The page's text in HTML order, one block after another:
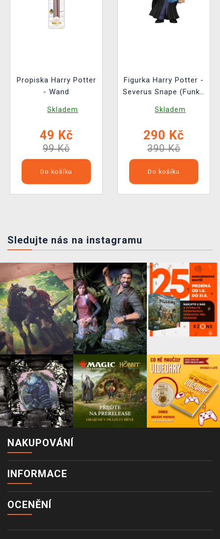
Propiska Harry Potter
- Wand
Skladem
49 Kč
99 Kč
Do košíku
Figurka Harry Potter -
Severus Snape (Funko
195)
Skladem
290 Kč
390 Kč
Do košíku
Sledujte nás na instagramu
NAKUPOVÁNÍ
INFORMACE
OCENĚNÍ